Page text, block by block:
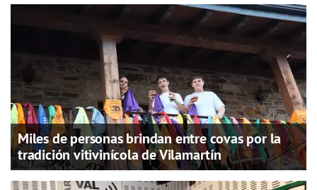
Miles de personas brindan entre covas por la
tradición vitivinícola de Vilamartín